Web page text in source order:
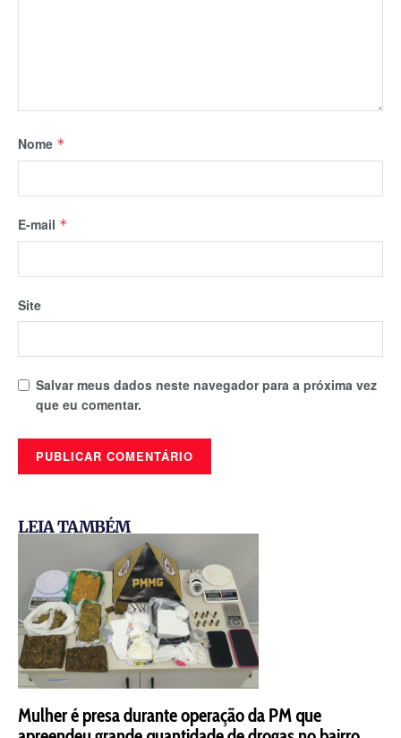
Nome *
E-mail *
Site
Salvar meus dados neste navegador para a próxima vez
que eu comentar.
LEIA TAMBÉM
Mulher é presa durante operação da PM que